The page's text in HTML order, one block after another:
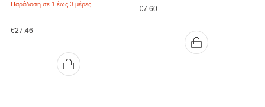
Παράδοση σε 1 έως 3 μέρες
€27.46
€7.60